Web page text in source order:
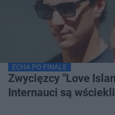
ECHA PO FINALE
Zwycięzcy "Love Island" w ogniu krytyki.
Internauci są wściekli